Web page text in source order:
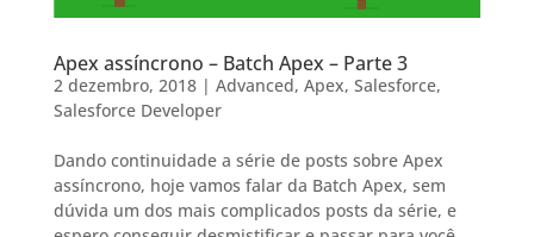
Apex assíncrono – Batch Apex – Parte 3
2 dezembro, 2018| Advanced, Apex, Salesforce,
Salesforce Developer
Dando continuidade a série de posts sobre Apex
assíncrono, hoje vamos falar da Batch Apex, sem
dúvida um dos mais complicados posts da série, e